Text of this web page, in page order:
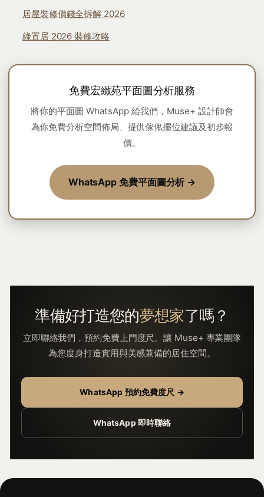
居屋裝修價錢全拆解 2026
綠置居 2026 裝修攻略
免費宏緻苑平面圖分析服務
將你的平面圖 WhatsApp 給我們，Muse+ 設計師會
為你免費分析空間佈局、提供傢俬擺位建議及初步報
價。
WhatsApp 免費平面圖分析 →
準備好打造您的夢想家了嗎？
立即聯絡我們，預約免費上門度尺。讓 Muse+ 專業團隊
為您度身打造實用與美感兼備的居住空間。
WhatsApp 預約免費度尺 →
WhatsApp 即時聯絡